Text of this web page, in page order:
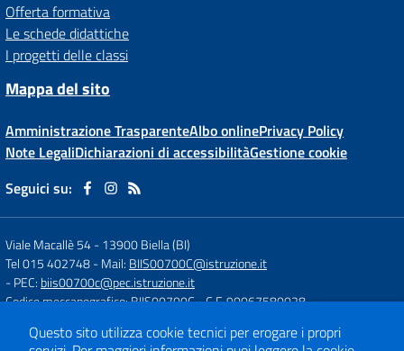
Offerta formativa
Le schede didattiche
I progetti delle classi
Mappa del sito
Amministrazione TrasparenteAlbo onlinePrivacy Policy
Note LegaliDichiarazioni di accessibilitàGestione cookie
Seguici su:
Viale Macallè 54-13900 Biella (BI)
Tel 015 402748- Mail: BIIS00700C@istruzione.it
- PEC: biis00700c@pec.istruzione.it
Codice meccanografico: BIIS00700C- C.F. 90067580028
Questo sito utilizza cookie tecnici per erogare i propri